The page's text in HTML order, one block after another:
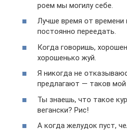
роем мы могилу себе.
Лучше время от времени
постоянно переедать.
Когда говоришь,
хорошенько жуй.
Я никогда не
предлагают — таков мой
Ты знаешь, что такое
вегански? Рис!
А когда желудок пуст,